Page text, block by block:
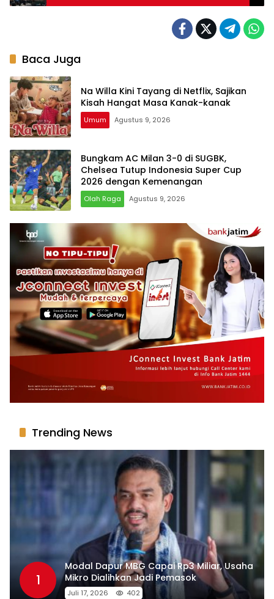
Baca Juga
Na Willa Kini Tayang di Netflix, Sajikan
Kisah Hangat Masa Kanak-kanak
Umum Agustus 9, 2026
Bungkam AC Milan 3-0 di SUGBK,
Chelsea Tutup Indonesia Super Cup
2026 dengan Kemenangan
Olah Raga Agustus 9, 2026
Trending News
1
Modal Dapur MBG Capai Rp3 Miliar, Usaha
Mikro Dialihkan Jadi Pemasok
Juli 17, 2026 402